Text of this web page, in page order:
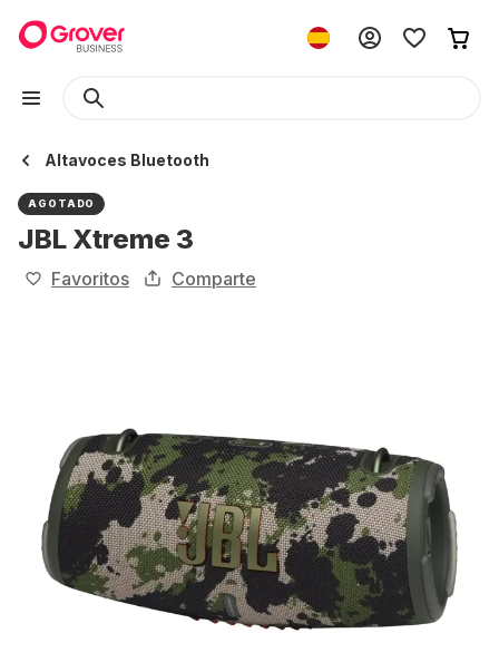
Altavoces Bluetooth
AGOTADO
JBL Xtreme 3
Favoritos Comparte